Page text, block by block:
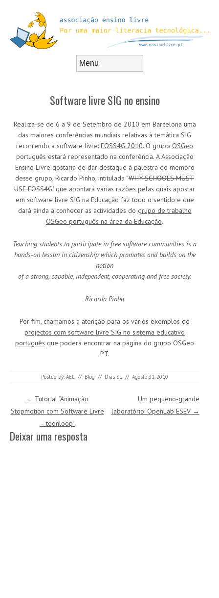
Software livre SIG no ensino
Realiza-se de 6 a 9 de Setembro de 2010 em Barcelona uma
das maiores conferências mundiais relativas à temática SIG
recorrendo a software livre: FOSS4G 2010. O grupo OSGeo
português estará representado na conferência. A Associação
Ensino Livre gostaria de dar destaque à palestra do membro
desse grupo, Ricardo Pinho, intitulada "WHY SCHOOLS MUST
USE FOSS4G" que apontará várias razões pelas quais apostar
em software livre SIG na Educação faz todo o sentido e que
dará ainda a conhecer as actividades do grupo de trabalho
OSGeo português na área da Educação.
Teaching students to participate in free software communities is a
hands-on lesson in citizenship which promotes and builds on the
notion
of a strong, capable, independent, cooperating and free society.
Ricardo Pinho
Por fim, chamamos a atenção para os vários exemplos de
projectos com software livre SIG no sistema educativo
português que poderá encontrar na página do grupo OSGeo
PT.
Posted by: AEL // Blog // Dias SL // Agosto 31, 2010
Post navigation
← Tutorial “Animação
Stopmotion com Software Livre
– toonloop”
Um pequeno-grande
laboratório: OpenLab ESEV →
Deixar uma resposta